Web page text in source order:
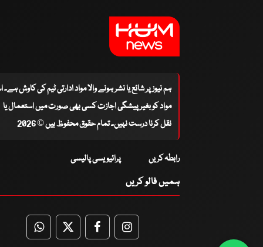
ہم نیوز پر شائع یا نشر ہونے والا مواد ادارتی ٹیم کی کاوش
مواد کو بغیر پیشگی اجازت کسی بھی صورت میں استعمال یا
نقل کرنا درست نہیں۔ تمام حقوق محفوظ ہیں © 2026
رابطہ کریں پرائیویسی پالیسی
ہمیں فالو کریں
WhatsApp
TwitterFacebookFacebook